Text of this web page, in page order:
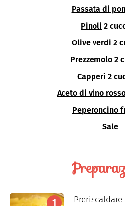
Passata di
Pinoli 2
Olive verdi 2
Prezzemolo 2
Capperi 2
Aceto di vino rosso
Peperoncino
Sale